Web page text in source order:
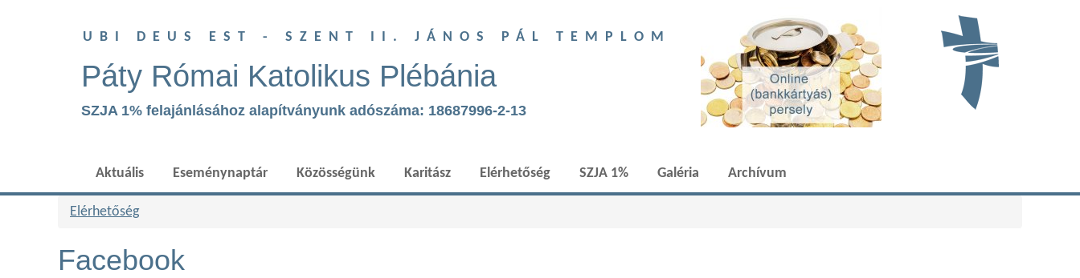
UBI DEUS EST - SZENT II. JÁNOS PÁL TEMPLOM
Páty Római Katolikus Plébánia
SZJA 1% felajánlásához alapítványunk adószáma: 18687996-2-13
Aktuális Eseménynaptár Közösségünk Karitász Elérhetőség SZJA 1% Galéria Archívum
Elérhetőség
Facebook